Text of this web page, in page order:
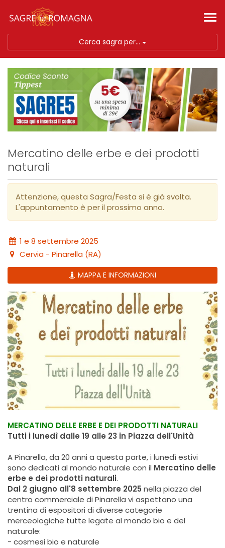
Cerca sagra per...
Mercatino delle erbe e dei prodotti
naturali
Attenzione, questa Sagra/Festa si è già svolta.
L'appuntamento è per il prossimo anno.
1 e 8 settembre 2025
Cervia - Pinarella (RA)
MAPPA E INFORMAZIONI
MERCATINO DELLE ERBE E DEI PRODOTTI NATURALI
Tutti i lunedì dalle 19 alle 23 in Piazza dell'Unità
A Pinarella, da 20 anni a questa parte, i lunedì estivi
sono dedicati al mondo naturale con il Mercatino delle
erbe e dei prodotti naturali.
Dal 2 giugno all'8 settembre 2025 nella piazza del
centro commerciale di Pinarella vi aspettano una
trentina di espositori di diverse categorie
merceologiche tutte legate al mondo bio e del
naturale:
- cosmesi bio e naturale